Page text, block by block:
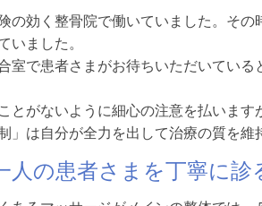
の効く整骨院で働いていました。そ
いました。
室で患者さまがお待ちいただいてい
とがないように細心の注意を払いま
」は自分が全力を出して治療の質を維
の患者さまを丁寧に診